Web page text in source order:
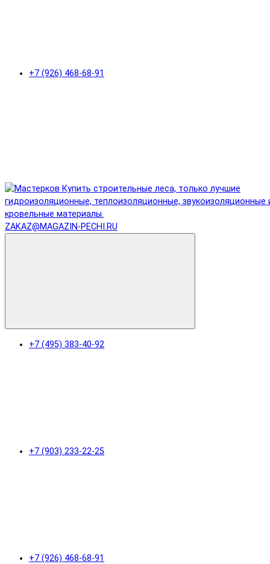
+7 (926) 468-68-91
ZAKAZ@MAGAZIN-PECHI.RU
+7 (495) 383-40-92
+7 (903) 233-22-25
+7 (926) 468-68-91